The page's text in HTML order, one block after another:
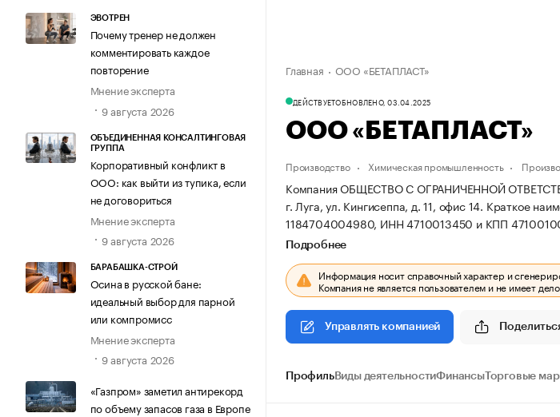
ЭВОТРЕН
Почему тренер не должен
комментировать каждое
повторение
Мнение эксперта
9 августа 2026
ОБЪЕДИНЕННАЯ КОНСАЛТИНГОВАЯ
ГРУППА
Корпоративный конфликт в
ООО: как выйти из тупика, если
не договориться
Мнение эксперта
9 августа 2026
БАРАБАШКА-СТРОЙ
Осина в русской бане:
идеальный выбор для парной
или компромисс
Мнение эксперта
9 августа 2026
«Газпром» заметил антирекорд
по объему запасов газа в Европе
Главная ООО «БЕТАПЛАСТ»
ДЕЙСТВУЕТОБНОВЛЕНО, 03.04.2025
ООО «БЕТАПЛАСТ»
Производство Химическая промышленность
Компания ОБЩЕСТВО С ОГРАНИЧЕННОЙ
г. Луга, ул. Кингисеппа, д. 11, офис 14. Краткое
1184704004980, ИНН 4710013450 и КПП
Подробнее
Информация носит справочный характер и
Компания не является пользователем и не имеет
Управлять компанией
ПрофильВиды деятельностиФинансыТорговые